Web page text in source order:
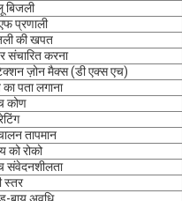
बिजली
प्रणाली
की खपत
संचारित करना
ज़ोन मैक्स (डी एक्स एच)
का पता लगाना
कोण
तापमान
को रोको
संवेदनशीलता
स्तर